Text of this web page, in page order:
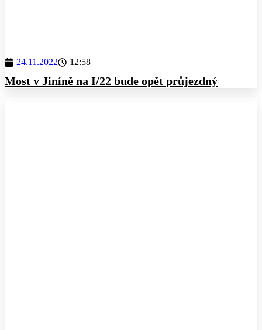
24.11.2022 12:58
Most v Jiníně na I/22 bude opět průjezdný